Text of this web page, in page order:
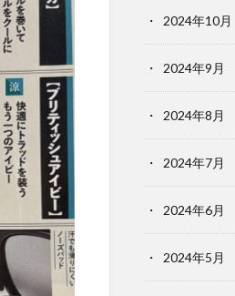
2024年10月
2024年9月
2024年8月
2024年7月
2024年6月
2024年5月